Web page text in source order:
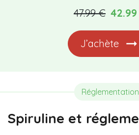
47.99 €
J’achète
Réglementation
Spiruline et